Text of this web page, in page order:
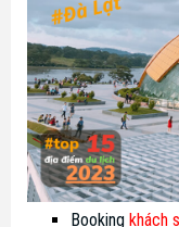
Booking khách